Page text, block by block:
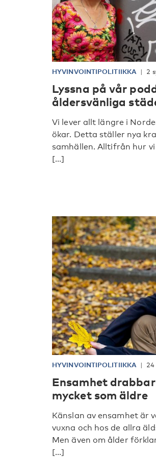
HYVINVOINTIPOLITIIKKA 2
Lyssna på vår
åldersvänliga
Vi lever allt längre i
ökar. Detta ställer nya
samhällen. Alltifrån hur
[...]
HYVINVOINTIPOLITIIKKA
Ensamhet
mycket som äldre
Känslan av ensamhet är
vuxna och hos de allra
Men även om ålder
[...]